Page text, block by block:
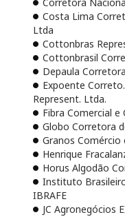
Costa Lima
Ltda
Cottonbras
Cottonbrasil
Depaula
Expoente
Represent. Ltda.
Fibra Comercial
Globo Corretora
Granos Comércio
Henrique
Horus Algodão
Instituto
IBRAFE
JC Agronegócios